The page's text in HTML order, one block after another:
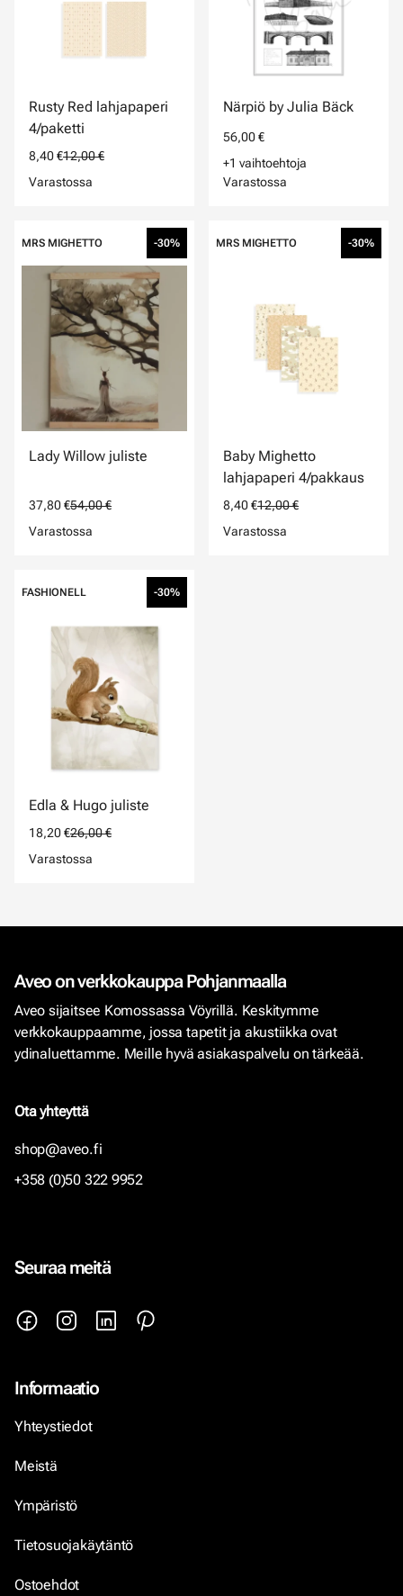
Rusty Red lahjapaperi
4/paketti
8,40 €12,00 €
Varastossa
Närpiö by Julia Bäck
56,00 €
+1 vaihtoehtoja
Varastossa
MRS MIGHETTO -30%
Lady Willow juliste
37,80 €54,00 €
Varastossa
MRS MIGHETTO -30%
Baby Mighetto
lahjapaperi 4/pakkaus
8,40 €12,00 €
Varastossa
FASHIONELL -30%
Edla & Hugo juliste
18,20 €26,00 €
Varastossa
Aveo on verkkokauppa Pohjanmaalla
Aveo sijaitsee Komossassa Vöyrillä. Keskitymme
verkkokauppaamme, jossa tapetit ja akustiikka ovat
ydinaluettamme. Meille hyvä asiakaspalvelu on tärkeää.
Ota yhteyttä
shop@aveo.fi
+358 (0)50 322 9952
Seuraa meitä
Informaatio
Yhteystiedot
Meistä
Ympäristö
Tietosuojakäytäntö
Ostoehdot